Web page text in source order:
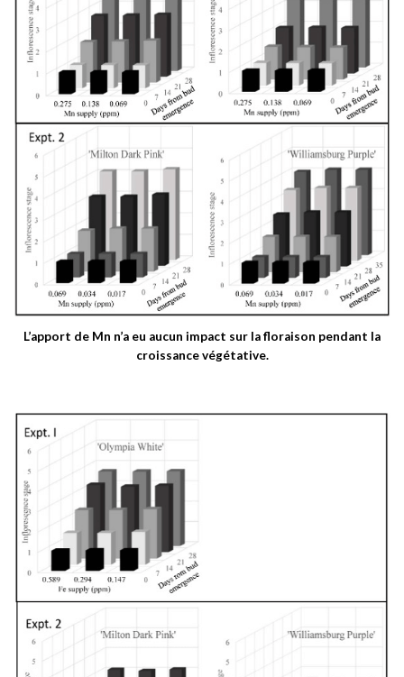
L’apport de Mn n’a eu aucun impact sur la floraison pendant la
croissance végétative.